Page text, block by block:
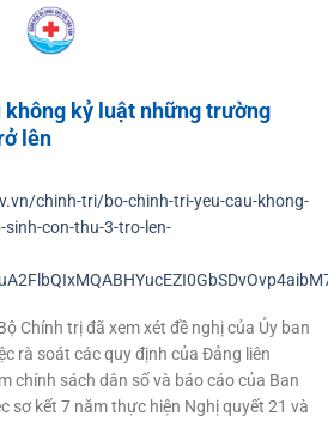
không kỷ luật những trường
lên
chinh-tri/bo-chinh-tri-yeu-cau-khong-
con-thu-3-tro-len-
Chính trị đã xem xét đề nghị của Ủy ban
rà soát các quy định của Đảng liên
chính sách dân số và báo cáo của Ban
sơ kết 7 năm thực hiện Nghị quyết 21 và